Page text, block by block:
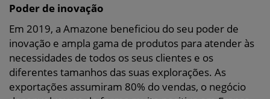
Poder de inovação
Em 2019, a Amazone beneficiou do seu poder de
inovação e ampla gama de produtos para atender às
necessidades de todos os seus clientes e os
diferentes tamanhos das suas explorações. As
exportações assumiram 80% do vendas, o negócio